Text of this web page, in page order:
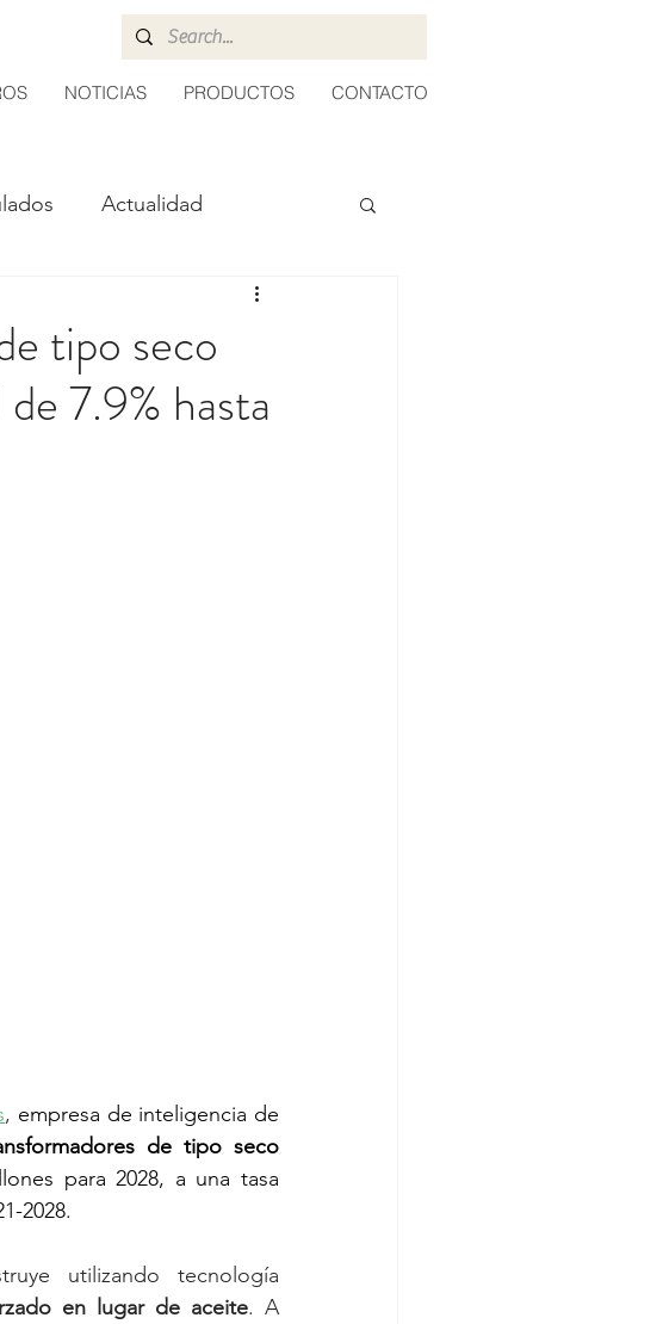
NOTICIAS PRODUCTOS CONTACTO
Actualidad
tipo seco
7.9% hasta
, empresa de inteligencia de
de tipo seco
para 2028, a una tasa
2028.
utilizando tecnología
en lugar de aceite. A